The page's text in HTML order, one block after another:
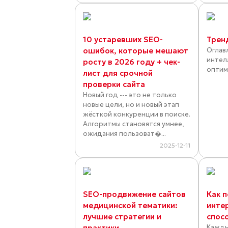
10 устаревших SEO-
ошибок, которые мешают
росту в 2026 году + чек-
лист для срочной
проверки сайта
Новый год --- это не только
новые цели, но и новый этап
жёсткой конкуренции в поиске.
Алгоритмы становятся умнее,
ожидания пользоват�...
2025-12-11
SEO-продвижение сайтов
медицинской тематики:
лучшие стратегии и
Как